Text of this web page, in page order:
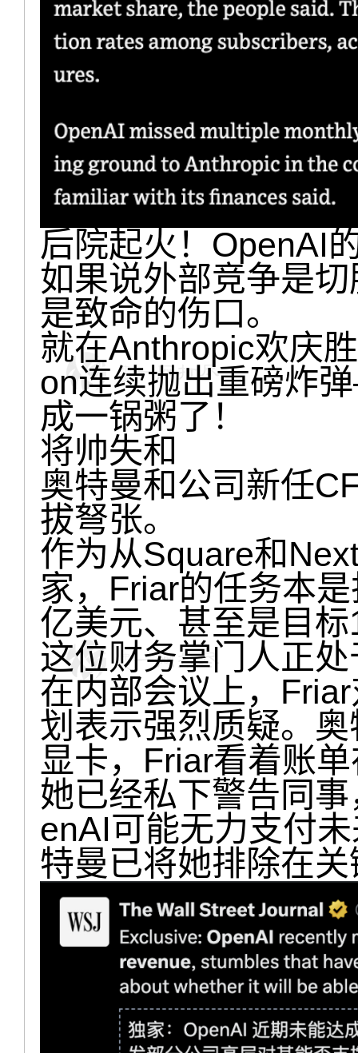
后院起火！OpenAI
如果说外部竞争是
是致命的伤口。
就在Anthropic欢庆
on连续抛出重磅炸
成一锅粥了！
将帅失和
奥特曼和公司新任
拔弩张。
作为从Square和
家，Friar的任务本
亿美元、甚至是目
这位财务掌门人正
在内部会议上，
划表示强烈质疑。
显卡，Friar看着账
她已经私下警告同
enAI可能无力支付
特曼已将她排除在